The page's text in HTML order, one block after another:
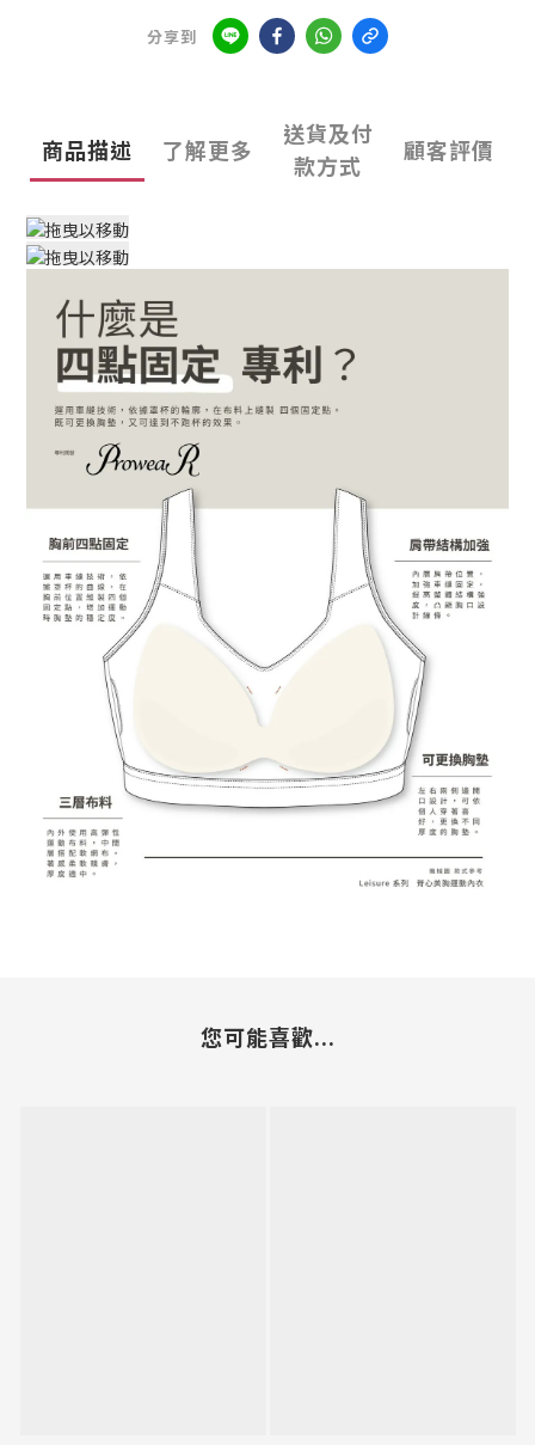
分享到
商品描述 了解更多
送貨及付
款方式
顧客評價
您可能喜歡...